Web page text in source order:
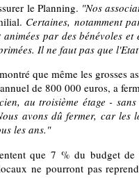
le Planning. "Nos
Certaines, notamment
par des bénévoles
Il ne faut pas que
que même les grosses
de 800 000 euros, a
au troisième étage -
avons dû fermer, car les
les ans."
que 7 % du budget de
ne pourront pas